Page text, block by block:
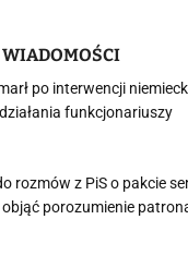
WIADOMOŚCI
po interwencji
funkcjonariuszy
rozmów z PiS o pakcie
porozumienie